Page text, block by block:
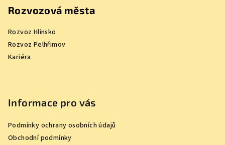
Rozvozová města
Rozvoz Hlinsko
Rozvoz Pelhřimov
Kariéra
Informace pro vás
Podmínky ochrany osobních údajů
Obchodní podmínky